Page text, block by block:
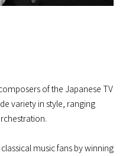
of the Japanese TV
variety in style, ranging
music fans by winning